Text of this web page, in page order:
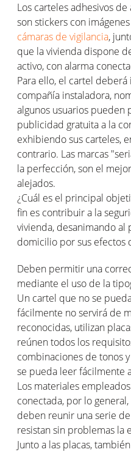
Los carteles adhesivos de
son stickers con
cámaras de vigilancia,
que la vivienda dispone
activo, con alarma
Para ello, el cartel
compañía instaladora,
algunos usuarios pueden
publicidad gratuita a la
exhibiendo sus carteles,
contrario. Las marcas
la perfección, son el
alejados.
¿Cuál es el principal
fin es contribuir a la
vivienda, desanimando
domicilio por sus efectos
Deben permitir una
mediante el uso de la
Un cartel que no se
fácilmente no servirá de
reconocidas, utilizan
reúnen todos los
combinaciones de tonos
se pueda leer fácilmente
Los materiales
conectada, por lo
deben reunir una serie
resistan sin problemas la
Junto a las placas,